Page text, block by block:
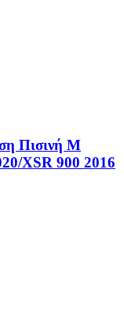
Πισινή M
XSR 900 2016